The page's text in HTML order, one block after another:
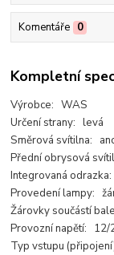
Komentáře 0
Kompletní
Výrobce: WAS
Určení strany: levá
Směrová svítilna:
Přední obrysová
Integrovaná
Provedení lampy:
Žárovky součástí
Provozní napětí: 12/
Typ vstupu